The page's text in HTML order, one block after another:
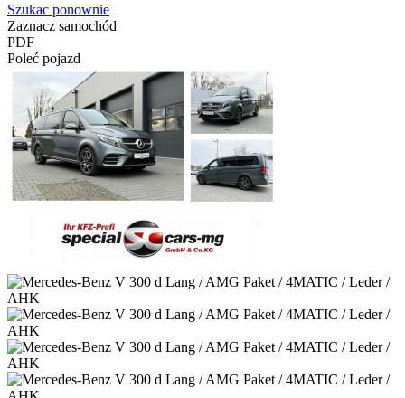
Szukac ponownie
Zaznacz samochód
PDF
Poleć pojazd